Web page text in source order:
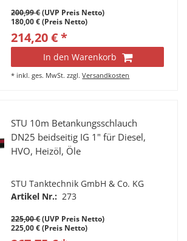
200,99 €(UVP Preis Netto)
180,00 € (Preis Netto)
214,20 € *
In den Warenkorb
* inkl. ges. MwSt. zzgl.Versandkosten
STU 10m Betankungsschlauch
DN25 beidseitig IG 1" für Diesel,
HVO, Heizöl, Öle
STU Tanktechnik GmbH & Co. KG
Artikel Nr.: 273
225,00 €(UVP Preis Netto)
225,00 € (Preis Netto)